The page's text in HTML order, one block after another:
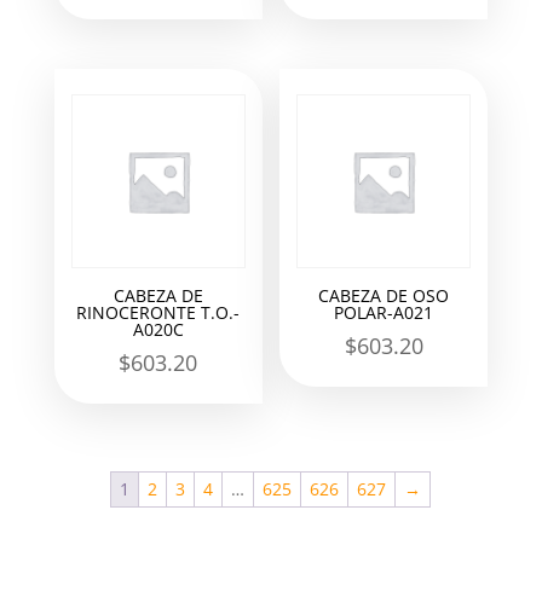
CABEZA DE
RINOCERONTE T.O.-
A020C
$603.20
CABEZA DE OSO
POLAR-A021
$603.20
1 2 3 4 … 625 626 627 →